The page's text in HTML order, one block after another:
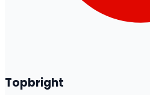
Topbright